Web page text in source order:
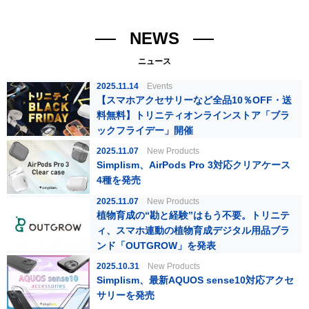
NEWS
ニュース
2025.11.14 Events
【スマホアクセサリーなど全品10％OFF・送
料無料】トリニティオンラインストア「ブラ
ックフライデー」開催
2025.11.07 New Products
Simplism、AirPods Pro 3対応クリアケース
4種を発売
2025.11.07 New Products
植物育成の“勘と経験”はもう不要。トリニテ
ィ、スマホ連動の植物育成デジタル用品ブラ
ンド「OUTGROW」を発表
2025.10.31 New Products
Simplism、最新AQUOS sense10対応アクセ
サリーを発売